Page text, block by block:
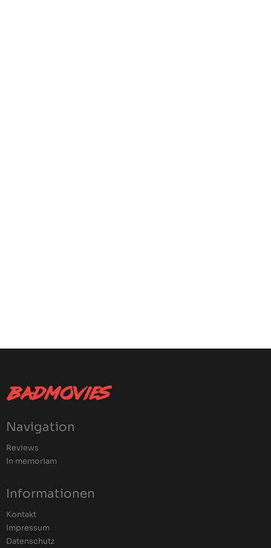
Navigation
Reviews
In memoriam
Informationen
Kontakt
Impressum
Datenschutz